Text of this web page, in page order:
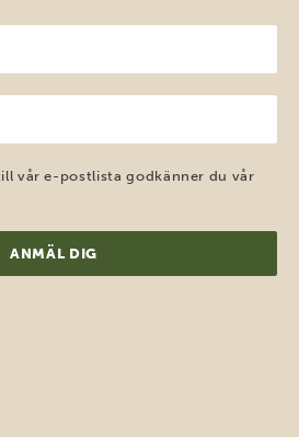
vår e-postlista godkänner du vår